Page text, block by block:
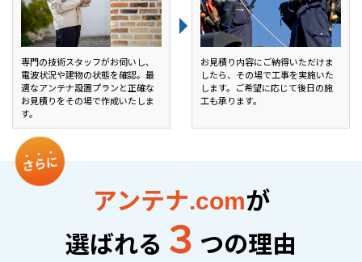
専門の技術スタッフがお伺いし、
電波状況や建物の状態を確認。最
適なアンテナ設置プランと正確な
お見積りをその場で作成いたしま
す。
お見積り内容にご納得いただけま
したら、その場で工事を実施いた
します。ご希望に応じて後日の施
工も承ります。
アンテナ.comが
選ばれる ３ つの理由